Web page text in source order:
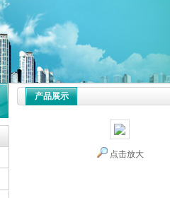
产品展示
点击放大